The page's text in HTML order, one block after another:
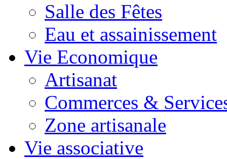
Salle des Fêtes
Eau et assainissement
Vie Economique
Artisanat
Commerces &
Zone artisanale
Vie associative